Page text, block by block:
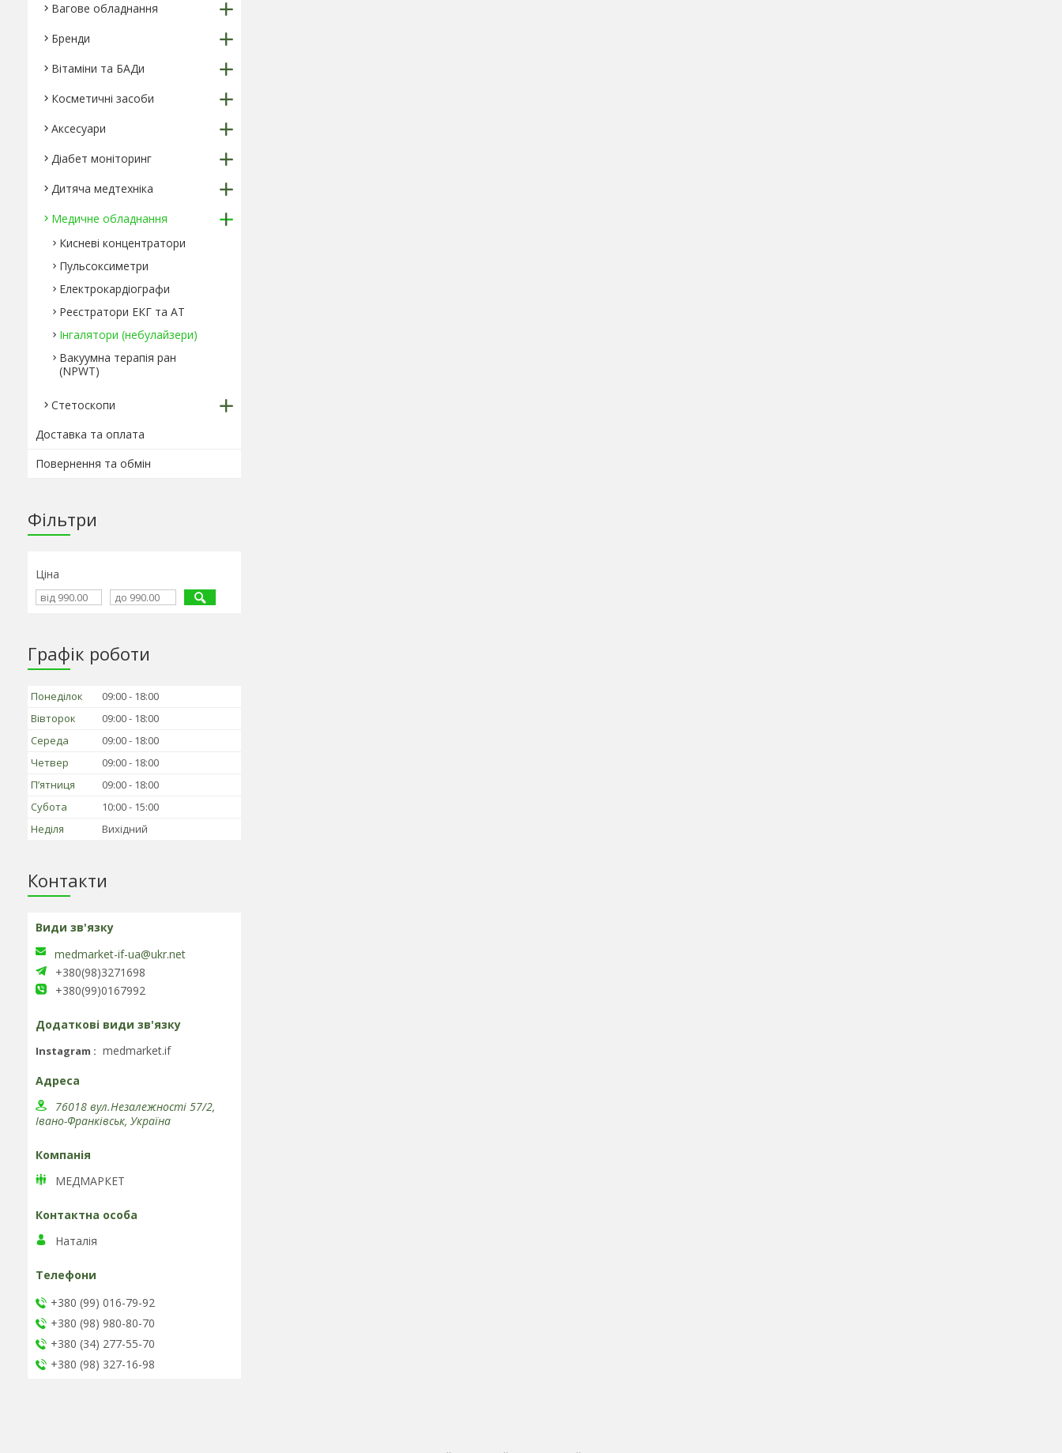
Вагове обладнання
Бренди
Вітаміни та БАДи
Косметичні засоби
Аксесуари
Діабет моніторинг
Дитяча медтехніка
Медичне обладнання
Кисневі концентратори
Пульсоксиметри
Електрокардіографи
Реєстратори ЕКГ та АТ
Інгалятори (небулайзери)
Вакуумна терапія ран
(NPWT)
Стетоскопи
Доставка та оплата
Повернення та обмін
Фільтри
Ціна
Графік роботи
Понеділок 09:00
18:00
Вівторок
09:00
18:00
Середа
09:00
18:00
Четвер
09:00
18:00
Пʼятниця
09:00
18:00
Субота
10:00
15:00
Неділя
Вихідний
Контакти
medmarket-if-ua@ukr.net
+380(98)3271698
+380(99)0167992
Instagram medmarket.if
76018 вул.Незалежності 57/2,
Івано-Франківськ, Україна
МЕДМАРКЕТ
Наталія
+380 (99) 016-79-92
+380 (98) 980-80-70
+380 (34) 277-55-70
+380 (98) 327-16-98